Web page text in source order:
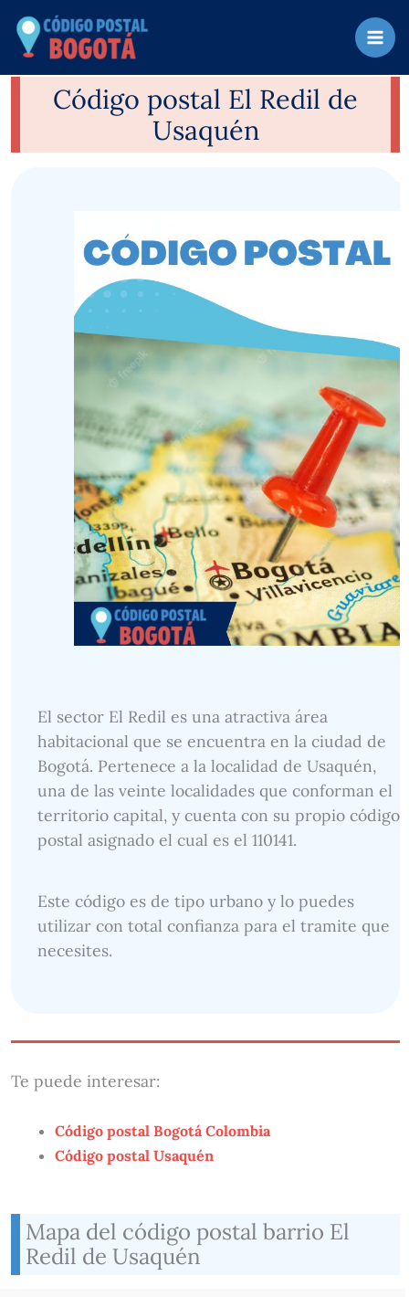
contenido
Código postal El Redil de
Usaquén
El sector El Redil es una atractiva área
habitacional que se encuentra en la ciudad de
Bogotá. Pertenece a la localidad de Usaquén,
una de las veinte localidades que conforman el
territorio capital, y cuenta con su propio código
postal asignado el cual es el 110141.
Este código es de tipo urbano y lo puedes
utilizar con total confianza para el tramite que
necesites.
Te puede interesar:
Código postal Bogotá Colombia
Código postal Usaquén
Mapa del código postal barrio El
Redil de Usaquén